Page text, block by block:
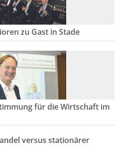
zu Gast in Stade
für die Wirtschaft im
versus stationärer